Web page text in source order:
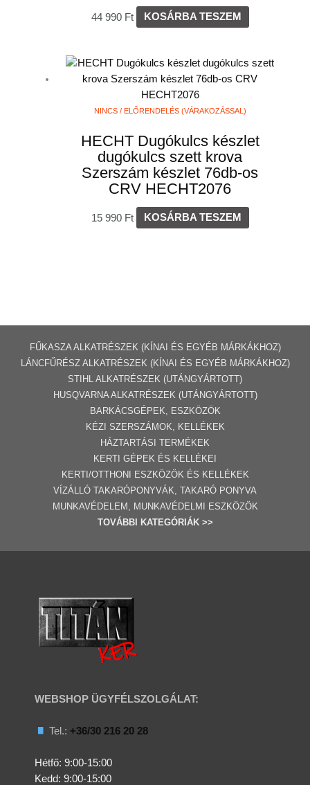
44 990 Ft KOSÁRBA TESZEM
NINCS / ELŐRENDELÉS (VÁRAKOZÁSSAL)
HECHT Dugókulcs készlet
dugókulcs szett krova
Szerszám készlet 76db-os
CRV HECHT2076
15 990 Ft KOSÁRBA TESZEM
FŰKASZA ALKATRÉSZEK (KÍNAI ÉS EGYÉB MÁRKÁKHOZ)
LÁNCFŰRÉSZ ALKATRÉSZEK (KÍNAI ÉS EGYÉB MÁRKÁKHOZ)
STIHL ALKATRÉSZEK (UTÁNGYÁRTOTT)
HUSQVARNA ALKATRÉSZEK (UTÁNGYÁRTOTT)
BARKÁCSGÉP EK, ESZKÖZÖK
KÉZI SZERSZÁMOK, KELLÉKEK
HÁZTARTÁSI TERMÉKEK
KERTI GÉPE K ÉS KELLÉKEI
KERTI/OTTHONI ESZKÖZÖK ÉS KELLÉKEK
VÍZÁLLÓ TAKARÓPONYVÁK, TAKARÓ PONYVA
MUNKAVÉDELEM, MUNKAVÉDELMI ESZKÖZÖK
TOVÁBBI
KATEGÓRI ÁK >>
WEBSHOP ÜGYFÉLSZOLGÁLAT:
Tel.: +36/30 216 20 28
Hétfő: 9:00-15:00
Kedd: 9:00-15:00